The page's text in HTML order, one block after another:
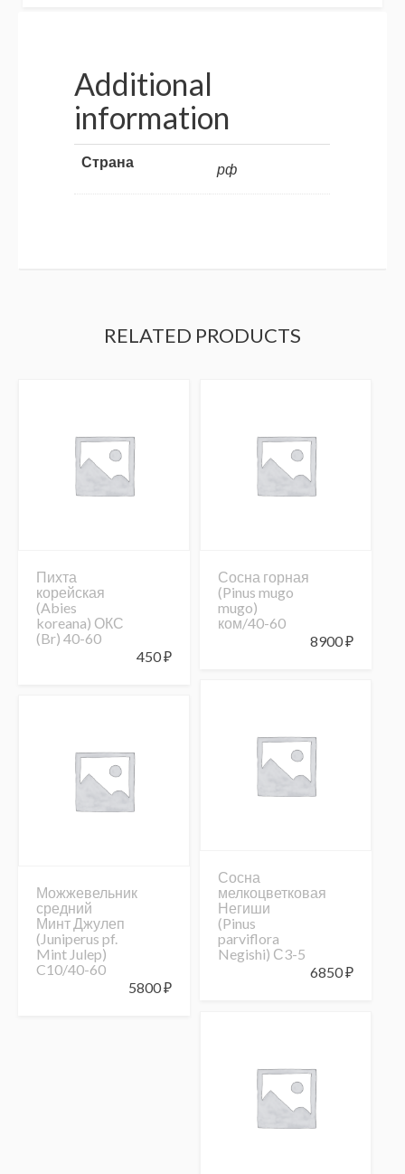
Additional
information
Страна рф
RELATED PRODUCTS
Пихта
корейская
(Abies
koreana) ОКС
(Br) 40-60
450₽
Сосна горная
(Pinus mugo
mugo)
ком/40-60
8900₽
Сосна
мелкоцветковая
Негиши
(Pinus
parviflora
Negishi) С3-5
6850₽
Можжевельник
средний
Минт Джулеп
(Juniperus pf.
Mint Julep)
C10/40-60
5800₽